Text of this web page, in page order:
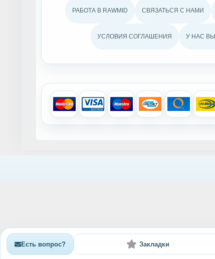
Есть вопрос? Закладки
РАБОТА В RAWMID СВЯЗАТЬСЯ С НАМИ
УСЛОВИЯ СОГЛАШЕНИЯ У НАС